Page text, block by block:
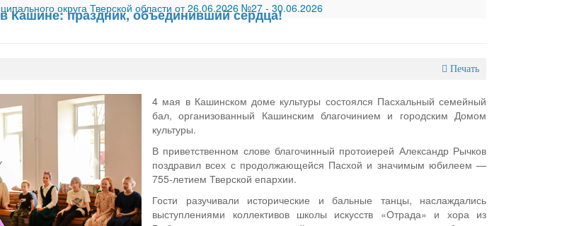
округа Тверской области от 26.06.2026 №27 - 30.06.2026
Кашине: праздник, объединивший сердца!
Печать
4 мая в Кашинском доме культуры состоялся Пасхальный семейный
бал, организованный Кашинским благочинием и городским Домом
культуры.
В приветственном слове благочинный протоиерей Александр Рычков
поздравил всех с продолжающейся Пасхой и значимым юбилеем —
755-летием Тверской епархии.
Гости разучивали исторические и бальные танцы, наслаждались
выступлениями коллективов школы искусств «Отрада» и хора из